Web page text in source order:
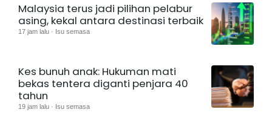
Malaysia terus jadi pilihan pelabur
asing, kekal antara destinasi terbaik
17 jam lalu · Isu semasa
Kes bunuh anak: Hukuman mati
bekas tentera diganti penjara 40
tahun
19 jam lalu · Isu semasa